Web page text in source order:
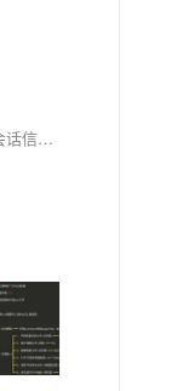
Cookies与Session是Python爬虫中实现状态保持的核心。Cookies由服务器发送、客户端存储，用于标识用户；Session则通过唯一ID在服务端记录会话信息。二者协同实现登录模拟与数据持久化。